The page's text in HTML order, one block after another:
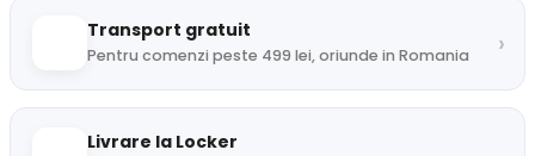
Transport gratuit
Pentru comenzi peste 499 lei, oriunde in Romania ›
Livrare la Locker